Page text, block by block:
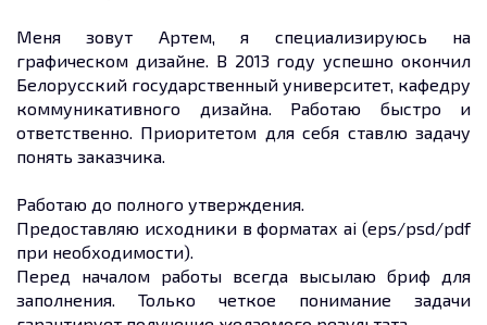
Меня зовут Артем, я специализируюсь на
графическом дизайне. В 2013 году успешно окончил
Белорусский государственный университет, кафедру
коммуникативного дизайна. Работаю быстро и
ответственно. Приоритетом для себя ставлю задачу
понять заказчика.
Работаю до полного утверждения.
Предоставляю исходники в форматах ai (eps/psd/pdf
при необходимости).
Перед началом работы всегда высылаю бриф для
заполнения. Только четкое понимание задачи